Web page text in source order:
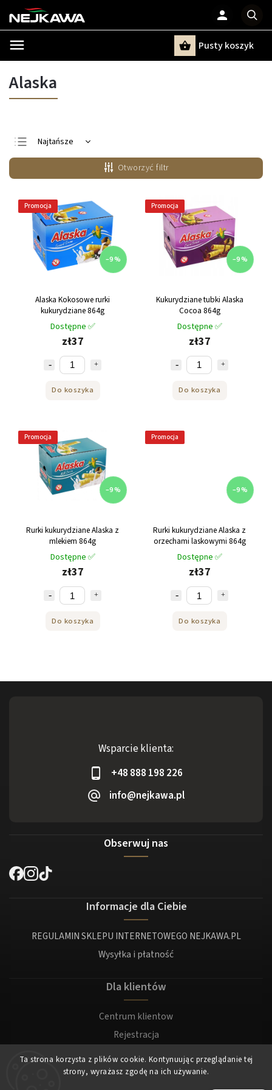
Ta strona korzysta z plików cookie. Kontynuując przeglądanie tej
strony, wyrażasz zgodę na ich używanie.
Pusty koszyk
Alaska
Najtańsze
Najdroższe
Alfabetycznie
Otworzyć filtr
Promocja
–9 %
Alaska Kokosowe rurki
kukurydziane 864g
Dostępne ✅
zł37
Do koszyka
Promocja
–9 %
Kukurydziane tubki Alaska
Cocoa 864g
Dostępne ✅
zł37
Do koszyka
Promocja
–9 %
Rurki kukurydziane Alaska z
mlekiem 864g
Dostępne ✅
zł37
Do koszyka
Promocja
–9 %
Rurki kukurydziane Alaska z
orzechami laskowymi 864g
Dostępne ✅
zł37
Do koszyka
Wsparcie klienta:
+48 888 198 226
info@nejkawa.pl
Obserwuj nas
Informacje dla Ciebie
REGULAMIN SKLEPU INTERNETOWEGO NEJKAWA.PL
Wysyłka i płatność
Dla klientów
Centrum klientow
Rejestracja
Zaloguj sie